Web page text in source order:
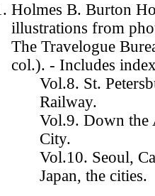
Holmes B. Burton
illustrations from
The Travelogue
col.). - Includes
Vol.8. St.
Railway.
Vol.9. Down the
City.
Vol.10. Seoul,
Japan, the cities.